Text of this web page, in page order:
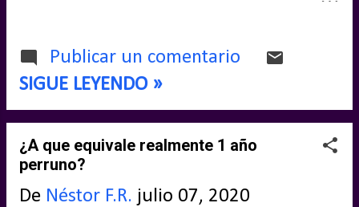
lo que representa, pero no
siempre significó lo que
significa, ni fue como se le
conoce hoy.
Publicar un comentario
SIGUE LEYENDO »
¿A que equivale realmente 1 año
perruno?
De Néstor F.R. julio 07, 2020